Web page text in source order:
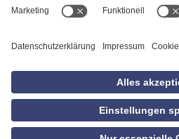
Datenschutzerklärung
Empfang
Privatsphäre